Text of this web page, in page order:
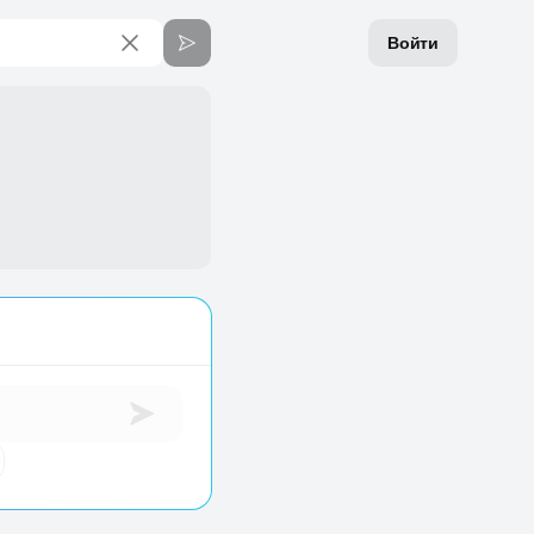
Войти